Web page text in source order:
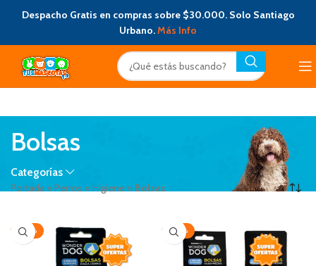
Despacho Gratis en compras sobre $30.000. Solo Santiago
Urbano.Más Info
Bolsas
Categorías
Portada »Perros »Higiene » Bolsas
-20% -20%